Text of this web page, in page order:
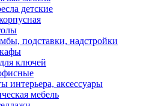
детские
подставки, надстройки
ключей
интерьера, аксессуары
мебель